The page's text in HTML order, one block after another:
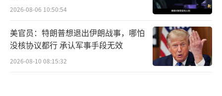
2026-08-06 10:50:54
美官员：特朗普想退出伊朗战事，哪怕
没核协议都行 承认军事手段无效
2026-08-10 08:15:32